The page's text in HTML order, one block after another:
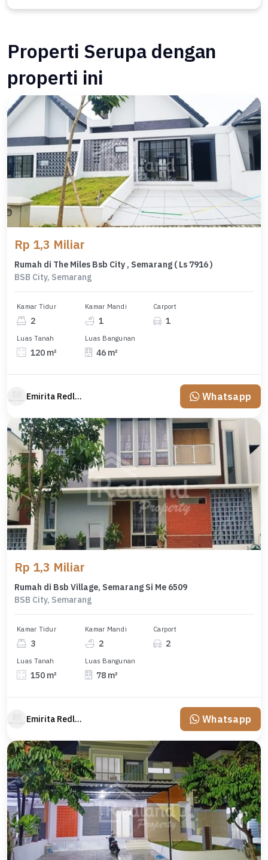
Properti Serupa dengan
properti ini
Rp 1,3 Miliar
Rumah di The Miles Bsb City , Semarang ( Ls 7916 )
BSB City, Semarang
Kamar Tidur
2
Kamar Mandi
1
Carport
1
Luas Tanah
120 m²
Luas Bangunan
46 m²
Emirita Redland Whatsapp
Rp 1,3 Miliar
Rumah di Bsb Village, Semarang Si Me 6509
BSB City, Semarang
Kamar Tidur
3
Kamar Mandi
2
Carport
2
Luas Tanah
150 m²
Luas Bangunan
78 m²
Emirita Redland Whatsapp